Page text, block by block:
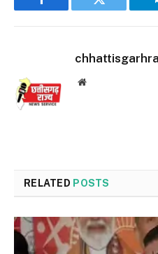
Facebook Twitter
Website
RELATED POSTS